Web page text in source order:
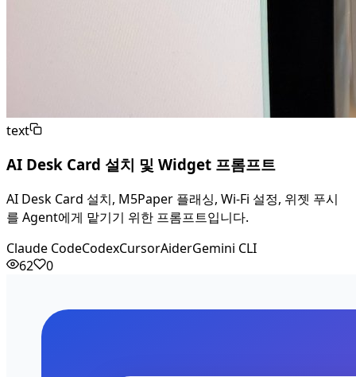
text
AI Desk Card 설치 및 Widget 프롬프트
AI Desk Card 설치, M5Paper 플래싱, Wi-Fi 설정, 위젯 푸시
를 Agent에게 맡기기 위한 프롬프트입니다.
Claude CodeCodexCursorAiderGemini CLI
62
0